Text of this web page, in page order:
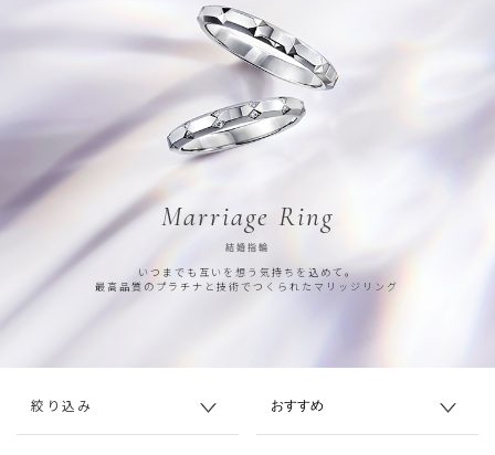
Marriage Ring
結婚指輪
いつまでも互いを想う気持ちを込めて。
最高品質のプラチナと技術でつくられたマリッジリング
絞り込み